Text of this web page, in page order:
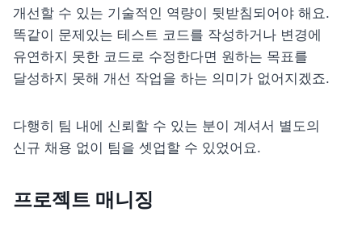
개선할 수 있는 기술적인 역량이 뒷받침되어야 해요.
똑같이 문제있는 테스트 코드를 작성하거나 변경에
유연하지 못한 코드로 수정한다면 원하는 목표를
달성하지 못해 개선 작업을 하는 의미가 없어지겠죠.
다행히 팀 내에 신뢰할 수 있는 분이 계셔서 별도의
신규 채용 없이 팀을 셋업할 수 있었어요.
프로젝트 매니징